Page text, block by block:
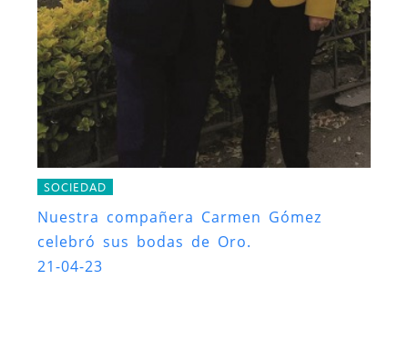
SOCIEDAD
Nuestra compañera Carmen Gómez
celebró sus bodas de Oro.
21-04-23